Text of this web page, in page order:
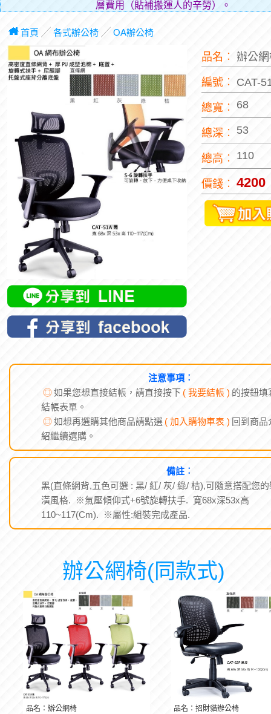
層費用（貼補搬運人的辛勞）。
首頁 ╱ 各式辦公椅╱ OA辦公椅
品名︰ 辦公
編號︰ CAT-
總寬︰ 68
總深︰ 53
總高︰ 110
價錢︰ 4200
注意事項︰
◎如果您想直接結帳，請直接按下 ( 我要結帳 ) 的按鈕填
結帳表單。
◎如想再選購其他商品請點選 ( 加入購物車表 ) 回到商品
紹繼續選購。
備註︰
黑(直條網背,五色可選 : 黑/ 紅/ 灰/ 綠/ 桔),可隨意搭配您的
潢風格. ※氣壓傾仰式+6號旋轉扶手. 寬68x深53x高
110~117(Cm). ※屬性:組裝完成產品.
辦公網椅(同款式)
品名：辦公網椅
品名：招財貓辦公椅